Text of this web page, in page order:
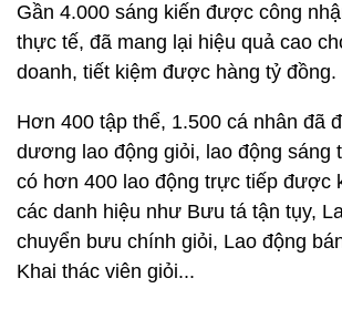
Gần 4.000 sáng kiến được công
thực tế, đã mang lại hiệu quả cao
doanh, tiết kiệm được hàng tỷ đồng.
Hơn 400 tập thể, 1.500 cá nhân đã
dương lao động giỏi, lao động sáng
có hơn 400 lao động trực tiếp được
các danh hiệu như Bưu tá tận tụy,
chuyển bưu chính giỏi, Lao động
Khai thác viên giỏi...